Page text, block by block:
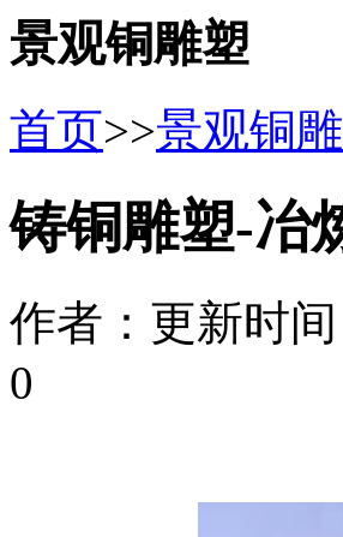
景观铜雕塑
首页>>景观铜
铸铜雕塑-冶
作者： 更新时
0